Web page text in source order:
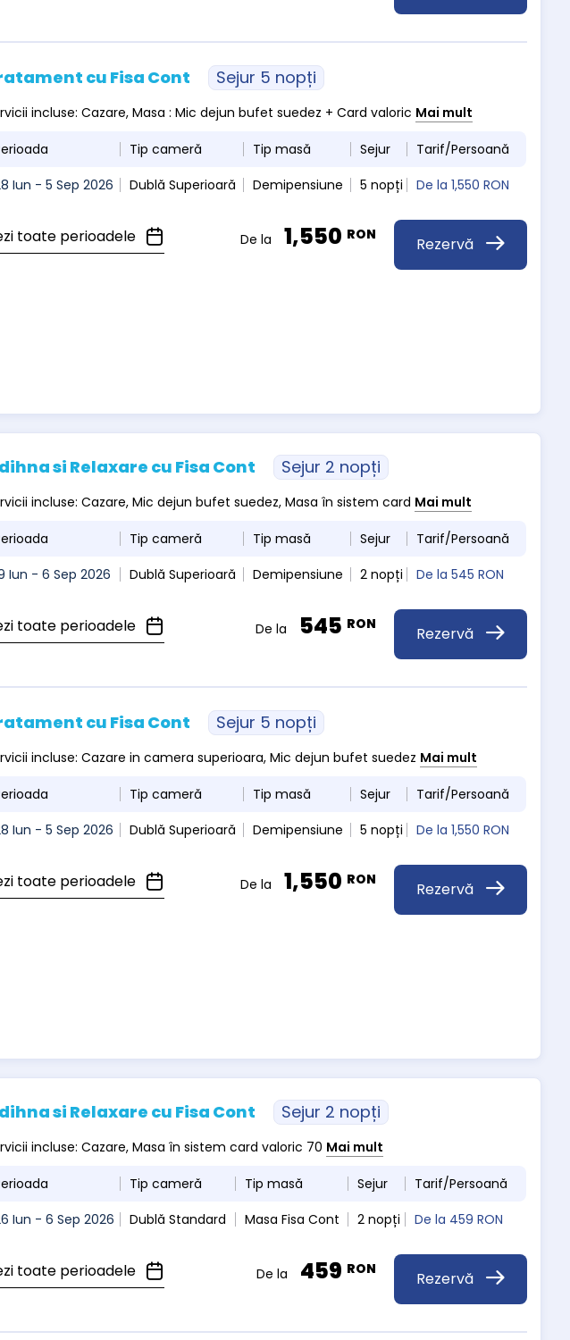
cu Fisa Cont Sejur 5 nopți
incluse: Cazare, Masa : Mic dejun bufet suedez + Card valoric Mai mult
Tip cameră Tip masă Sejur
Tarif/Persoană
Iun - 5 Sep 2026
Dublă Superioară Demipensiune 5 nopți De la1,550 RON
toate perioadele Rezervă
De la 1,550 RON
si Relaxare cu Fisa Cont Sejur 2 nopți
incluse: Cazare, Mic dejun bufet suedez, Masa în sistem card Mai mult
Tip cameră Tip masă Sejur
Tarif/Persoană
Iun - 6 Sep 2026
Dublă Superioară Demipensiune 2 nopți De la545 RON
toate perioadele Rezervă
De la 545 RON
cu Fisa Cont Sejur 5 nopți
incluse: Cazare in camera superioara, Mic dejun bufet suedez Mai mult
Tip cameră Tip masă Sejur
Tarif/Persoană
Iun - 5 Sep 2026
Dublă Superioară Demipensiune 5 nopți De la1,550 RON
toate perioadele Rezervă
De la 1,550 RON
si Relaxare cu Fisa Cont Sejur 2 nopți
incluse: Cazare, Masa în sistem card valoric 70 Mai mult
Tip cameră Tip masă Sejur
Tarif/Persoană
Iun - 6 Sep 2026
Dublă Standard Masa Fisa Cont 2 nopți De la 459 RON
toate perioadele Rezervă
De la 459 RON